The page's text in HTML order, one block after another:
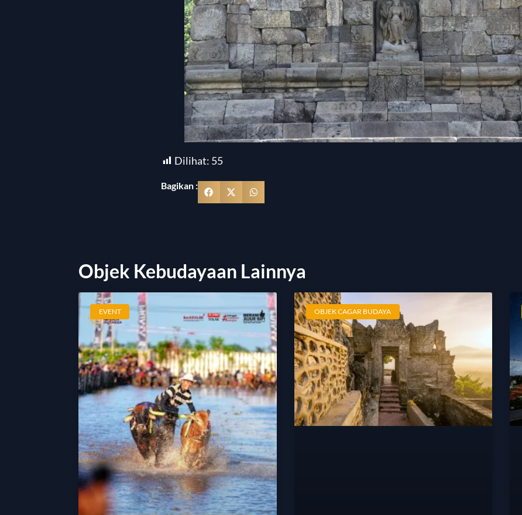
Dilihat: 55
Bagikan :
Objek Kebudayaan Lainnya
EVENT OBJEK CAGAR BUDAYA